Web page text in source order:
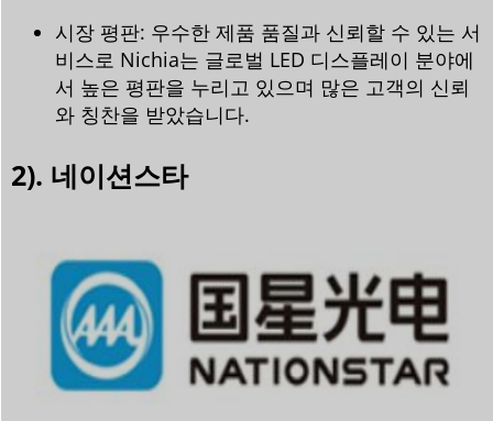
시장 평판: 우수한 제품 품질과 신뢰할 수 있는 서
비스로 Nichia는 글로벌 LED 디스플레이 분야에
서 높은 평판을 누리고 있으며 많은 고객의 신뢰
와 칭찬을 받았습니다.
2). 네이션스타